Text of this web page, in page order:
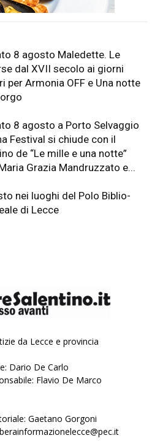
8 agosto Maledette. Le
dal XVII secolo ai giorni
per Armonia OFF e Una notte
8 agosto a Porto Selvaggio
Festival si chiude con il
de “Le mille e una notte”
Grazia Mandruzzato e...
nei luoghi del Polo Biblio-
di Lecce
da Lecce e provincia
Dario De Carlo
Flavio De Marco
Gaetano Gorgoni